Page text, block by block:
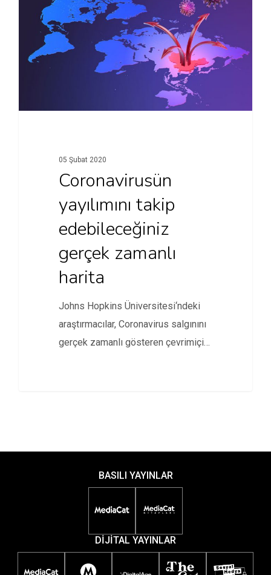
05 Şubat 2020
Coronavirusün
yayılımını takip
edebileceğiniz
gerçek zamanlı
harita
Johns Hopkins Üniversitesi‘ndeki
araştırmacılar, Coronavirus salgınını
gerçek zamanlı gösteren çevrimiçi
BASILI YAYINLAR
DİJİTAL YAYINLAR